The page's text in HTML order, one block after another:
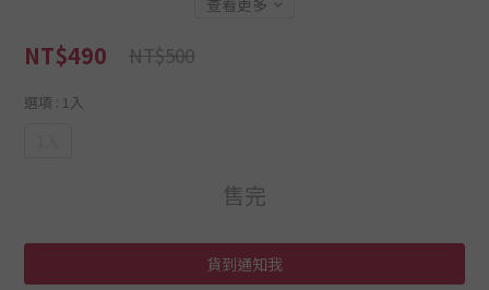
查看更多
NT$490 NT$500
選項 : 1入
售完
貨到通知我